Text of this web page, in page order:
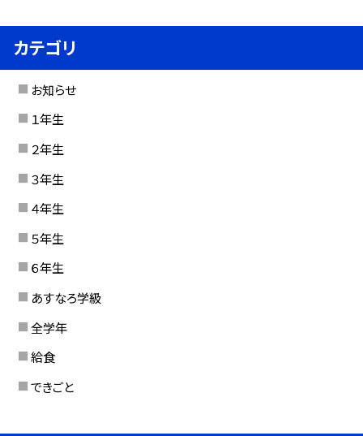
カテゴリ
お知らせ
１年生
２年生
３年生
４年生
５年生
６年生
あすなろ学級
全学年
給食
できごと